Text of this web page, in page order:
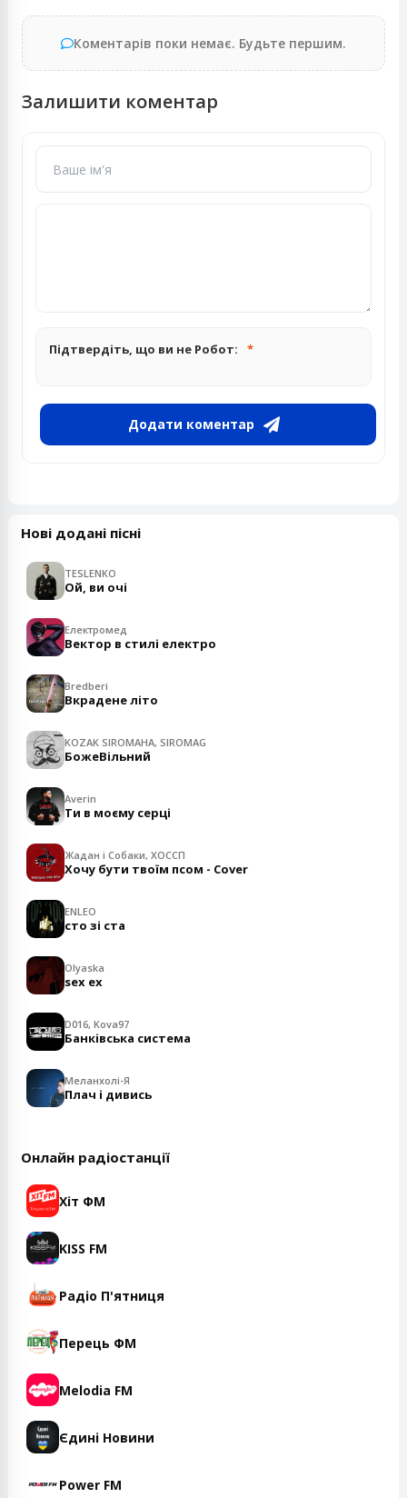
Коментарів поки немає. Будьте першим.
Залишити коментар
Підтвердіть, що ви не Робот:
Додати коментар
Нові додані пісні
TESLENKO
Ой, ви очі
Електромед
Вектор в стилі електро
Bredberi
Вкрадене літо
KOZAK SIROMAHA, SIROMAG
БожеВільний
Averin
Ти в моєму серці
Жадан і Собаки, ХОССП
Хочу бути твоїм псом - Cover
ENLEO
сто зі ста
Olyaska
sex ex
D016, Kova97
Банківська система
Меланхолі-Я
Плач і дивись
Онлайн радіостанції
Хіт ФМ
KISS FM
Радіо П'ятниця
Перець ФМ
Melodia FM
Єдині Новини
Power FM